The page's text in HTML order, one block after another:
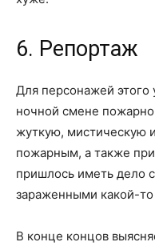
6. Репортаж
Для персонажей
ночной смене
жуткую, мистическую
пожарным, а также
пришлось иметь дело
зараженными какой-
В конце концов